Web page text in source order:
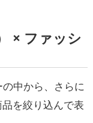
× ファッシ
の中から、さらに
を絞り込んで表